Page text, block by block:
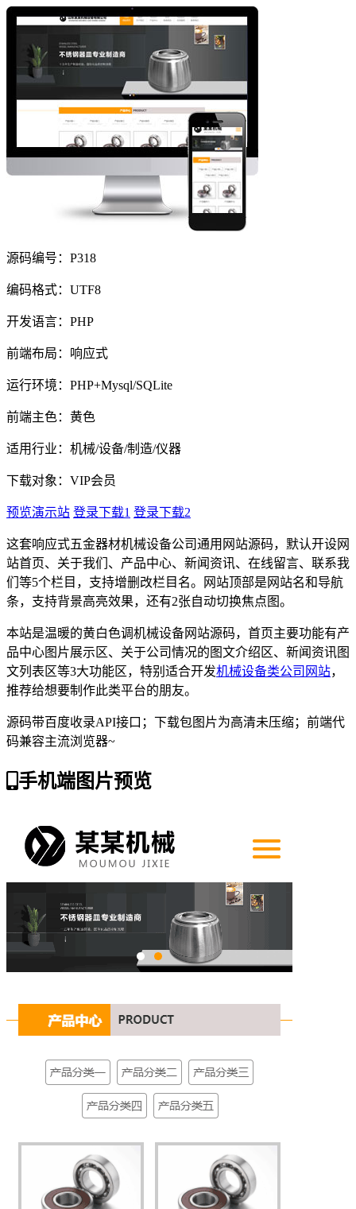
源码编号：P318
编码格式：UTF8
开发语言：PHP
前端布局：响应式
运行环境：PHP+Mysql/SQLite
前端主色：黄色
适用行业：机械/设备/制造/仪器
下载对象：VIP会员
预览演示站 登录下载1 登录下载2
这套响应式五金器材机械设备公司通用网站源码，默认开设网
站首页、关于我们、产品中心、新闻资讯、在线留言、联系我
们等5个栏目，支持增删改栏目名。网站顶部是网站名和导航
条，支持背景高亮效果，还有2张自动切换焦点图。
本站是温暖的黄白色调机械设备网站源码，首页主要功能有产
品中心图片展示区、关于公司情况的图文介绍区、新闻资讯图
文列表区等3大功能区，特别适合开发机械设备类公司网站，
推荐给想要制作此类平台的朋友。
源码带百度收录API接口；下载包图片为高清未压缩；前端代
码兼容主流浏览器~
手机端图片预览